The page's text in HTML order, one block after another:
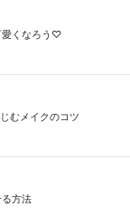
愛くなろう♡
むメイクのコツ
方法